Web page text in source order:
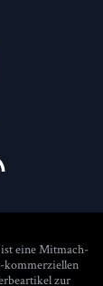
eine Mitmach-
kommerziellen
zur